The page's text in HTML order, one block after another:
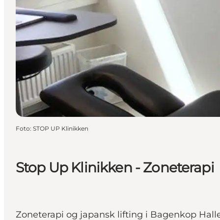
Stop Up Klinikken - Zoneterapi
Zoneterapi og japansk lifting i Bagenkop
Foto: STOP UP Klinikken